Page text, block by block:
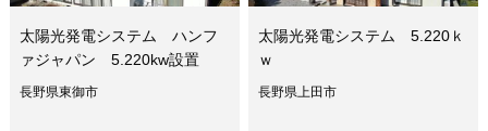
太陽光発電システム ハンフ
ァジャパン 5.220kw設置
長野県東御市
太陽光発電システム 5.220ｋ
ｗ
長野県上田市